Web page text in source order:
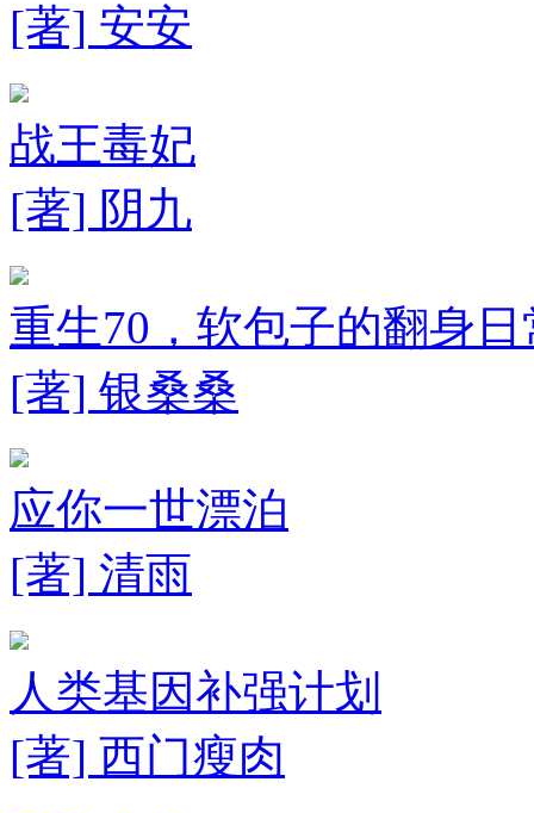
[著] 安安
战王毒妃
[著] 阴九
重生70，软包子的翻身日
[著] 银桑桑
应你一世漂泊
[著] 清雨
人类基因补强计划
[著] 西门瘦肉